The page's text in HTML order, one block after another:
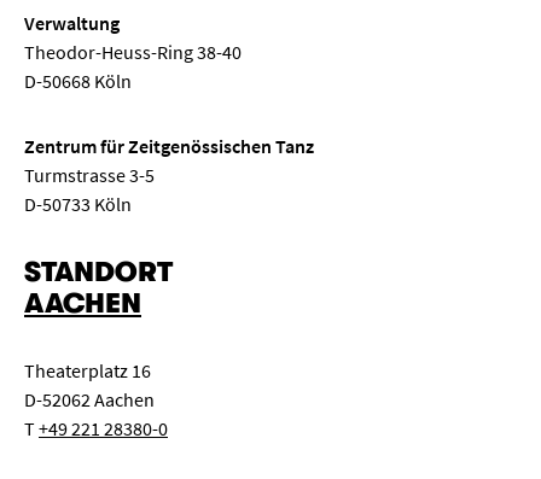
Verwaltung
Theodor-Heuss-Ring 38-40
D-50668 Köln
Zentrum für Zeitgenössischen Tanz
Turmstrasse 3-5
D-50733 Köln
STANDORT
AACHEN
Theaterplatz 16
D-52062 Aachen
T+49 221 28380-0